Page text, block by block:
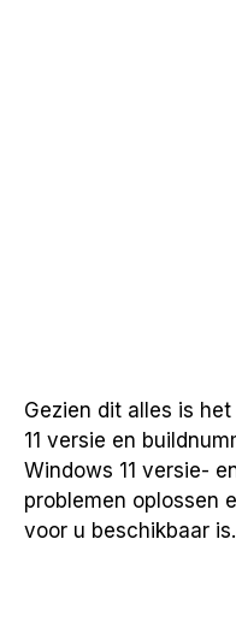
Gezien dit alles is
11 versie en
Windows 11 versie-
problemen oplossen
voor u beschikbaar is.